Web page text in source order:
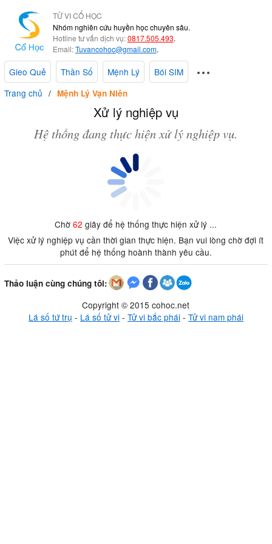
TỬ VI CỔ HỌC
Nhóm nghiên cứu huyền học chuyên sâu.
Hotline tư vấn dịch vụ:0817.505.493.
Email:Tuvancohoc@gmail.com.
Gieo Quẻ Thần Số Mệnh Lý
Bói SIM
Trang chủ
Mệnh Lý Vạn Niên
Xử lý nghiệp vụ
Hệ thống đang thực hiện xử lý nghiệp vụ.
Chờ62 giây để hệ thống thực hiện xử lý ...
Việc xử lý nghiệp vụ cần thời gian thực hiện. Bạn vui lòng chờ đợi ít
phút để hệ thống hoành thành yêu cầu.
Thảo luận cùng chúng tôi:
Copyright © 2015 cohoc.net
Lá số tứ trụ - Lá số tử vi- Tử vi bắc phái- Tử vi nam phái